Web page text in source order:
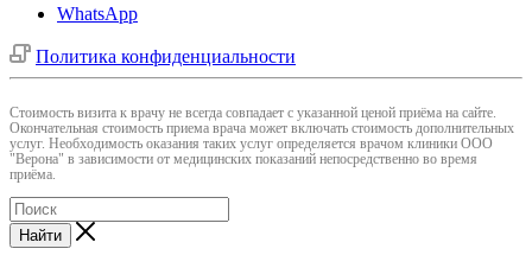
WhatsApp
Политика конфиденциальности
Cтоимость визита к врачу не всегда совпадает с указанной ценой приёма на сайте.
Окончательная стоимость приема врача может включать стоимость дополнительных
услуг. Необходимость оказания таких услуг определяется врачом клиники ООО
"Верона" в зависимости от медицинских показаний непосредственно во время
приёма.
Найти